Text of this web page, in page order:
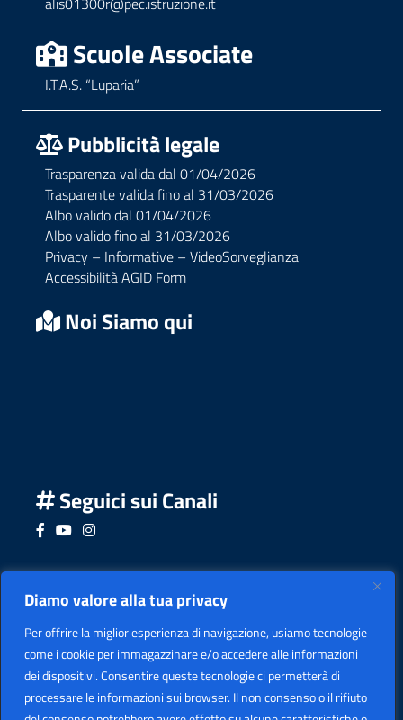
Diamo valore alla tua privacy
Per offrire la miglior esperienza di navigazione, usiamo tecnologie
come i cookie per immagazzinare e/o accedere alle informazioni
dei dispositivi. Consentire queste tecnologie ci permetterà di
processare le informazioni sui browser. Il non consenso o il rifiuto
Scuole Associate
I.T.A.S. “Luparia”
Pubblicità legale
Trasparenza valida dal 01/04/2026
Trasparente valida fino al 31/03/2026
Albo valido dal 01/04/2026
Albo valido fino al 31/03/2026
Privacy – Informative – VideoSorveglianza
Accessibilità AGID Form
Noi Siamo qui
Seguici sui Canali
Seguici su Facebook
Seguici su YouTube
Seguici su Instagram